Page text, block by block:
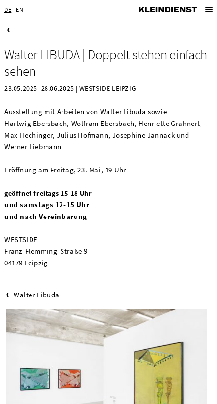
DE EN
Walter LIBUDA | Doppelt stehen einfach
sehen
23.05.2025–28.06.2025 | WESTSIDE LEIPZIG
Ausstellung mit Arbeiten von Walter Libuda sowie
Hartwig Ebersbach, Wolfram Ebersbach, Henriette Grahnert,
Max Hechinger, Julius Hofmann, Josephine Jannack und
Werner Liebmann
Eröffnung am Freitag, 23. Mai, 19 Uhr
geöffnet freitags 15-18 Uhr
und samstags 12-15 Uhr
und nach Vereinbarung
WESTSIDE
Franz-Flemming-Straße 9
04179 Leipzig
Walter Libuda